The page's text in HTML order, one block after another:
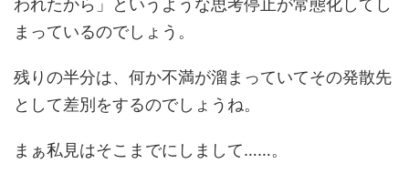
まっているのでしょう。
残りの半分は、何か不満が溜まっていてその発散先
として差別をするのでしょうね。
まぁ私見はそこまでにしまして……。